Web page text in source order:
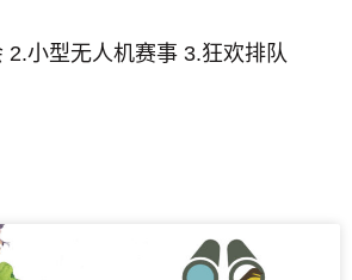
2.小型无人机赛事 3.狂欢排队